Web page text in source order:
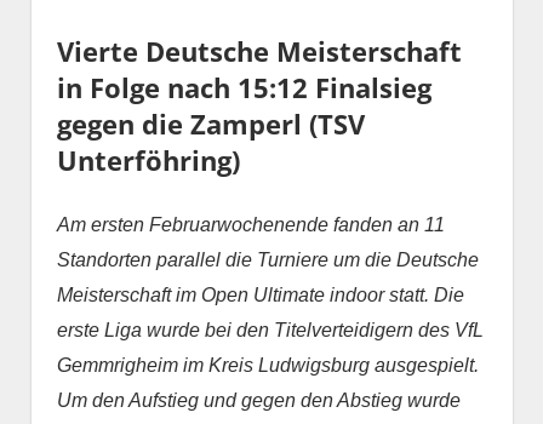
Vierte Deutsche Meisterschaft
in Folge nach 15:12 Finalsieg
gegen die Zamperl (TSV
Unterföhring)
Am ersten Februarwochenende fanden an 11
Standorten parallel die Turniere um die Deutsche
Meisterschaft im Open Ultimate indoor statt. Die
erste Liga wurde bei den Titelverteidigern des VfL
Gemmrigheim im Kreis Ludwigsburg ausgespielt.
Um den Aufstieg und gegen den Abstieg wurde